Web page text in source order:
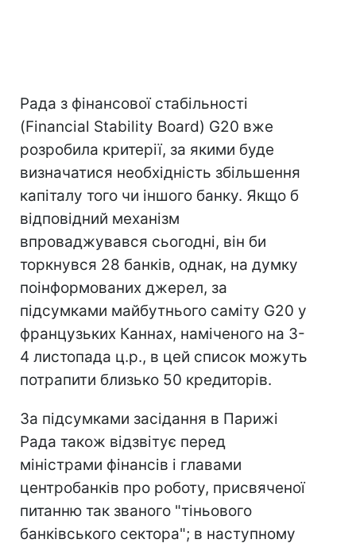
Рада з фінансової стабільності
(Financial Stability Board) G20 вже
розробила критерії, за якими буде
визначатися необхідність збільшення
капіталу того чи іншого банку. Якщо б
відповідний механізм
впроваджувався сьогодні, він би
торкнувся 28 банків, однак, на думку
поінформованих джерел, за
підсумками майбутнього саміту G20 у
французьких Каннах, наміченого на 3-
4 листопада ц.р., в цей список можуть
потрапити близько 50 кредиторів.
За підсумками засідання в Парижі
Рада також відзвітує перед
міністрами фінансів і главами
центробанків про роботу, присвяченої
питанню так званого "тіньового
банківського сектора"; в наступному